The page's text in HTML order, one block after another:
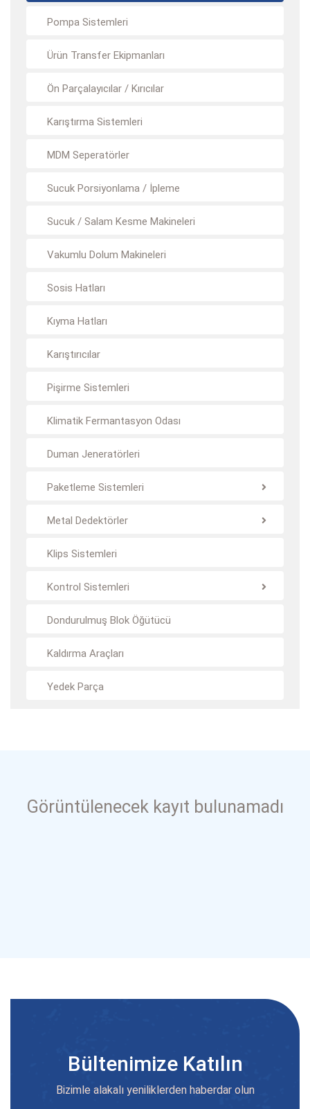
Pompa Sistemleri
Ürün Transfer Ekipmanları
Ön Parçalayıcılar / Kırıcılar
Karıştırma Sistemleri
MDM Seperatörler
Sucuk Porsiyonlama / İpleme
Sucuk / Salam Kesme Makineleri
Vakumlu Dolum Makineleri
Sosis Hatları
Kıyma Hatları
Karıştırıcılar
Pişirme Sistemleri
Klimatik Fermantasyon Odası
Duman Jeneratörleri
Paketleme Sistemleri
Metal Dedektörler
Klips Sistemleri
Kontrol Sistemleri
Dondurulmuş Blok Öğütücü
Kaldırma Araçları
Yedek Parça
Görüntülenecek kayıt bulunamadı
Bültenimize Katılın
Bizimle alakalı yeniliklerden haberdar olun